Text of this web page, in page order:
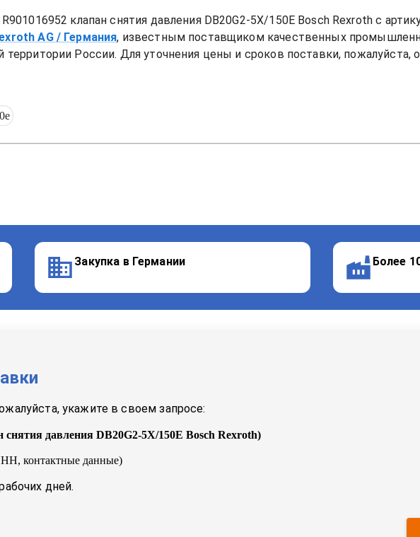
R901016952 клапан снятия давления DB20G2-5X/150E Bosch Rexroth с
AG / Германия, известным поставщиком качественных
России. Для уточнения цены и сроков поставки, пожалуйста,
Закупка в Германии Более
укажите в своем запросе:
снятия давления DB20G2-5X/150E Bosch Rexroth)
контактные данные)
дней.